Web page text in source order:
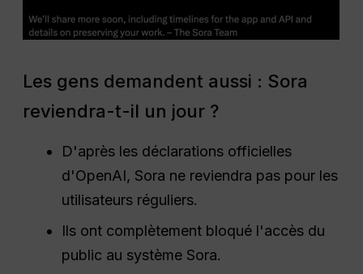
Les gens demandent aussi : Sora
reviendra-t-il un jour ?
D'après les déclarations officielles
d'OpenAI, Sora ne reviendra pas pour les
utilisateurs réguliers.
Ils ont complètement bloqué l'accès du
public au système Sora.